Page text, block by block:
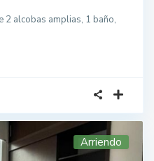
2 alcobas amplias, 1 baño,
Arriendo